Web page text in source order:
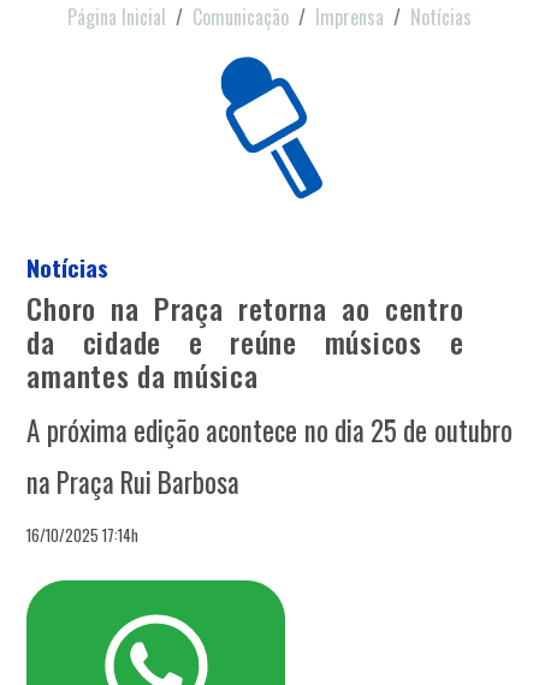
Página Inicial Comunicação Imprensa Notícias
Notícias
Choro na Praça retorna ao centro
da cidade e reúne músicos e
amantes da música
A próxima edição acontece no dia 25 de outubro
na Praça Rui Barbosa
16/10/2025 17:14h